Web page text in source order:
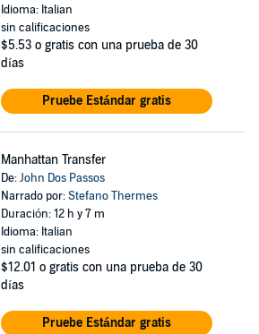
Idioma: Italian
sin calificaciones
$5.53 o gratis con una prueba de 30
días
Pruebe Estándar gratis
Manhattan Transfer
De:John Dos Passos
Narrado por:Stefano Thermes
Duración: 12 h y 7 m
Idioma: Italian
sin calificaciones
$12.01 o gratis con una prueba de 30
días
Pruebe Estándar gratis